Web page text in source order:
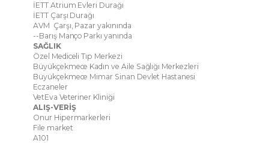
İETT Atrium Evleri Durağı
İETT Çarşı Durağı
AVM Çarşı, Pazar yakınında
--Barış Manço Parkı yanında
SAĞLIK
Özel Mediceli Tıp Merkezi
Büyükçekmece Kadın ve Aile Sağlığı Merkezleri
Büyükçekmece Mimar Sinan Devlet Hastanesi
Eczaneler
VetEva Veteriner Kliniği
ALIŞ-VERİŞ
Onur Hipermarkerleri
File market
A101